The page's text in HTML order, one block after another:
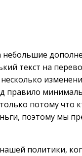
текст на
правило
потому что
поэтому мы
политики,